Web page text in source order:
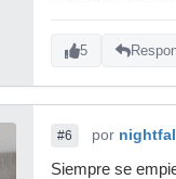
5
#6 por
Siempre se